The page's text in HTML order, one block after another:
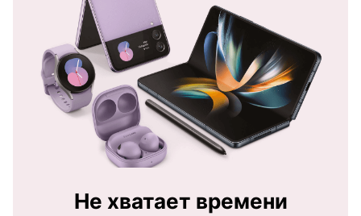
Не хватает времени